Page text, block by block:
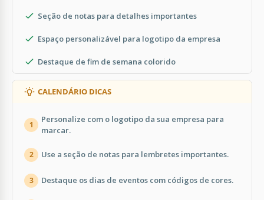
Seção de notas para detalhes importantes
Espaço personalizável para logotipo da empresa
Destaque de fim de semana colorido
CALENDÁRIO DICAS
1
Personalize com o logotipo da sua empresa para
marcar.
2 Use a seção de notas para lembretes importantes.
3 Destaque os dias de eventos com códigos de cores.